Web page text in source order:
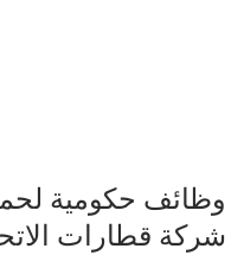
وظائف حكومية